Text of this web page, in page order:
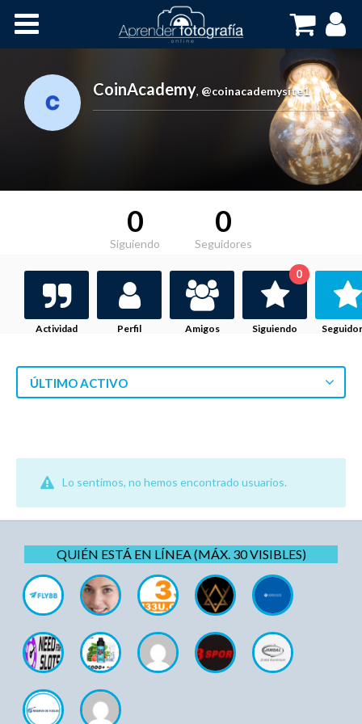
Cursos OnLine
CoinAcademy, @coinacademysite1
0
Siguiendo
0
Seguidores
Actividad Perfil Amigos Siguiendo
0
ÚLTIMO ACTIVO
Lo sentimos, no hemos encontrado usuarios.
QUIÉN ESTÁ EN LÍNEA (MÁX. 30 VISIBLES)